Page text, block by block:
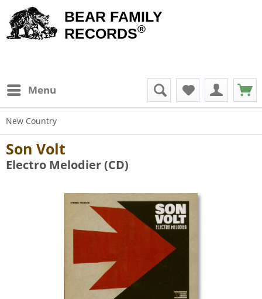
BEAR FAMILY
RECORDS®
Menu
New Country
Son Volt
Electro Melodier (CD)